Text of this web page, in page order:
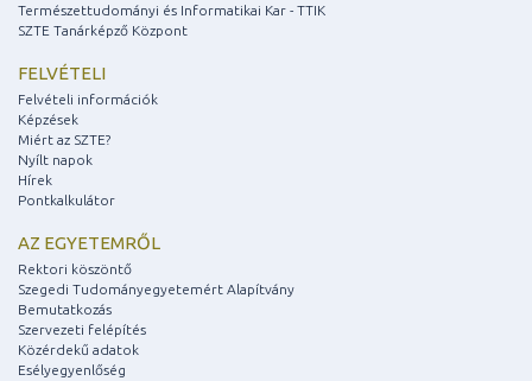
Természettudományi és Informatikai Kar - TTIK
SZTE Tanárképző Központ
FELVÉTELI
Felvételi információk
Képzések
Miért az SZTE?
Nyílt napok
Hírek
Pontkalkulátor
AZ EGYETEMRŐL
Rektori köszöntő
Szegedi Tudományegyetemért Alapítvány
Bemutatkozás
Szervezeti felépítés
Közérdekű adatok
Esélyegyenlőség